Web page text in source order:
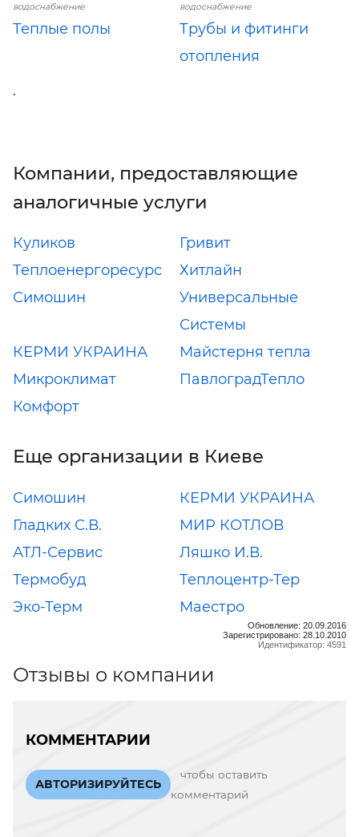
водоснабжение
Теплые полы
водоснабжение
Трубы и фитинги
отопления
.
Компании, предоставляющие
аналогичные услуги
Куликов
Гривит
Теплоенергоресурс
Хитлайн
Симошин
Универсальные
Системы
КЕРМИ УКРАИНА
Майстерня тепла
Микроклимат
Комфорт
ПавлоградТепло
Еще организации в Киеве
Симошин
КЕРМИ УКРАИНА
Гладких С.В.
МИР КОТЛОВ
АТЛ-Сервис
Ляшко И.В.
Термобуд
Теплоцентр-Тер
Эко-Терм
Маестро
Обновление: 20.09.2016
Зарегистрировано: 28.10.2010
Идентификатор: 4591
Отзывы о компании
КОММЕНТАРИИ
АВТОРИЗИРУЙТЕСЬ
чтобы оставить
комментарий